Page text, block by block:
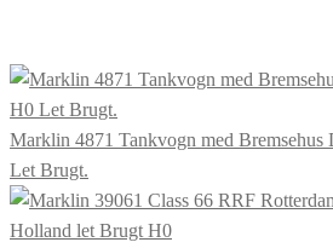
Marklin 4871 Tankvogn med
Let Brugt.